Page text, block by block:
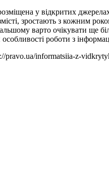
у відкритих
зростають з кожним
варто очікувати ще
роботи з
pravo.ua/informatsiia-z-